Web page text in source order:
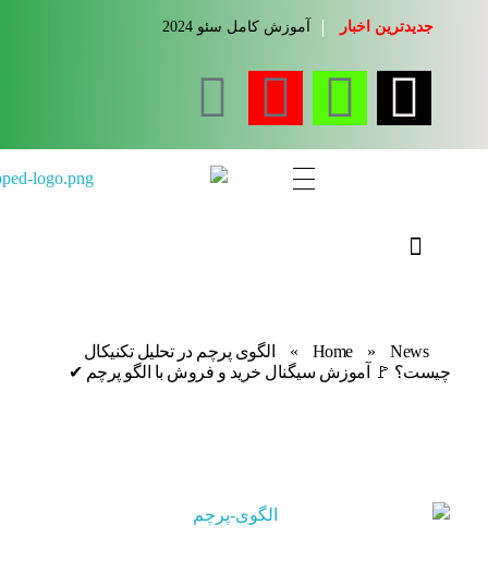
جدیدترین اخبار آموزش کامل سئو 2024
Home » News
»
الگوی پرچم در تحلیل تکنیکال
چیست؟ 🚩 آموزش سیگنال خرید و فروش با الگو پرچم ✔